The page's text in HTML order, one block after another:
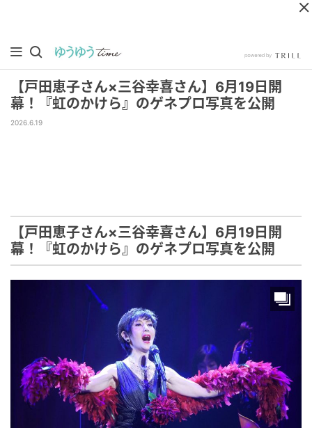
【戸田恵子さん×三谷幸喜さん】6月19日開
幕！『虹のかけら』のゲネプロ写真を公開
2026.6.19
【戸田恵子さん×三谷幸喜さん】6月19日開
幕！『虹のかけら』のゲネプロ写真を公開